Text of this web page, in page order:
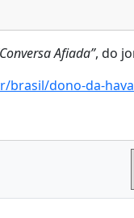
Afiada”, do
dono-da-